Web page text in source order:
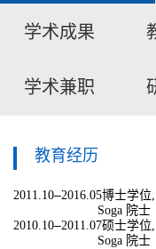
学术成果
学术兼职
教育经历
2011.10–2016.05博士学位
Soga 院士
2010.10–2011.07硕士学位
Soga 院士